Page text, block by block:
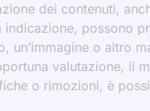
dei contenuti,
possono
o altro
valutazione, il
o rimozioni, è